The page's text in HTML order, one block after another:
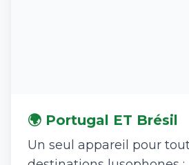
🌍 Portugal ET Brésil
Un seul appareil pour